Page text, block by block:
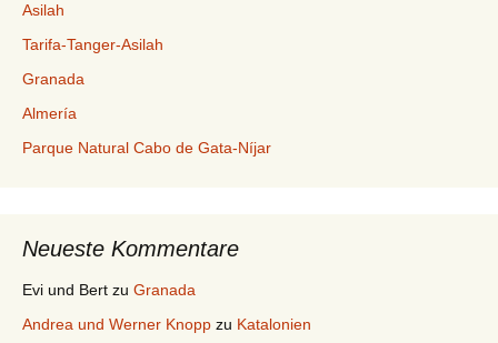
Asilah
Tarifa-Tanger-Asilah
Granada
Almería
Parque Natural Cabo de Gata-Níjar
Neueste Kommentare
Evi und Bert zu Granada
Andrea und Werner Knopp zu Katalonien